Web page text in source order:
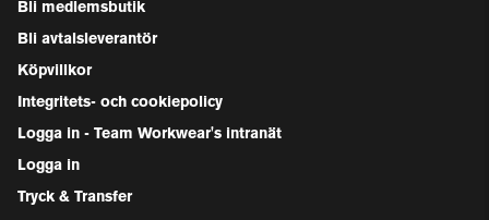
Bli medlemsbutik
Bli avtalsleverantör
Köpvillkor
Integritets- och cookiepolicy
Logga in - Team Workwear's intranät
Logga in
Tryck & Transfer